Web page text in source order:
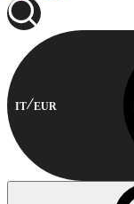
IT EUR